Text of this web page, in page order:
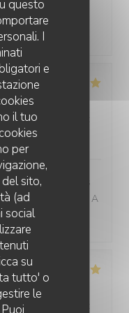
questo
I
e
il tuo
per
sito,
(ad
social
su
tutto' o
le
produit frais
contents
5 /5 Qualità / Prezzo
pleines de saveurs
et savoureuses. A
5 /5 Qualità / Prezzo